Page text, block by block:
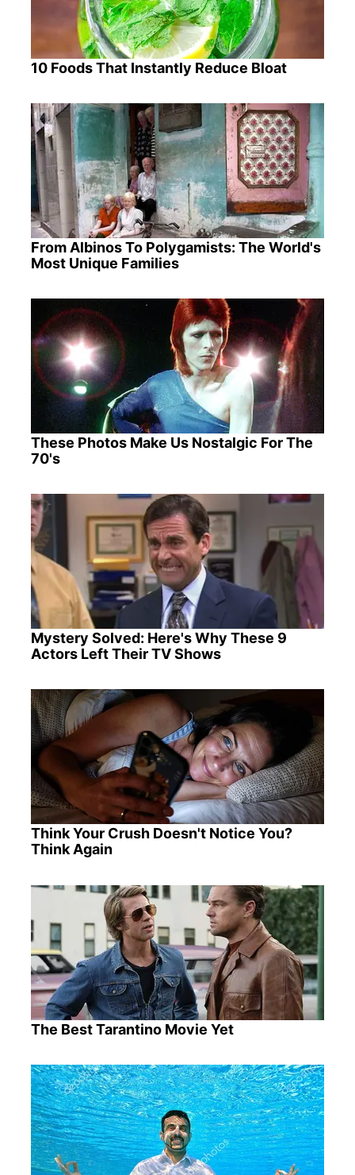
10 Foods That Instantly Reduce Bloat
From Albinos To Polygamists: The World's
Most Unique Families
These Photos Make Us Nostalgic For The
70's
Mystery Solved: Here's Why These 9
Actors Left Their TV Shows
Think Your Crush Doesn't Notice You?
Think Again
The Best Tarantino Movie Yet